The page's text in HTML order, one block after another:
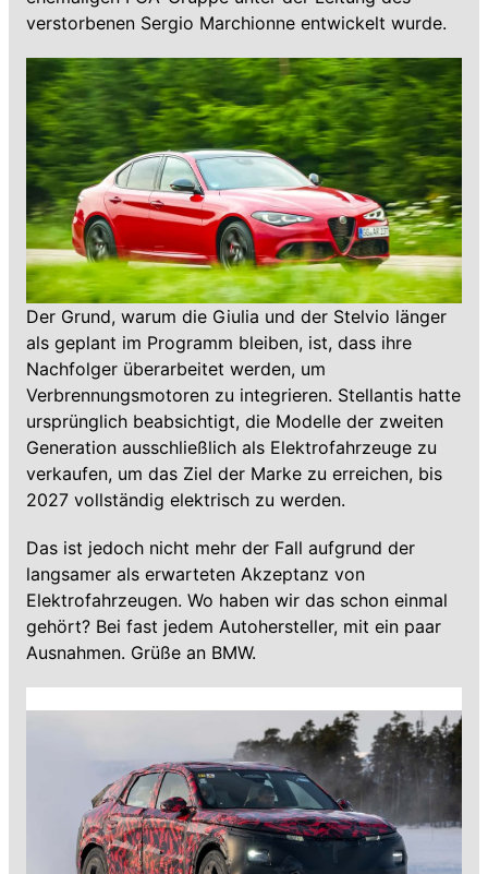
verstorbenen Sergio Marchionne entwickelt wurde.
Der Grund, warum die Giulia und der Stelvio länger
als geplant im Programm bleiben, ist, dass ihre
Nachfolger überarbeitet werden, um
Verbrennungsmotoren zu integrieren. Stellantis hatte
ursprünglich beabsichtigt, die Modelle der zweiten
Generation ausschließlich als Elektrofahrzeuge zu
verkaufen, um das Ziel der Marke zu erreichen, bis
2027 vollständig elektrisch zu werden.
Das ist jedoch nicht mehr der Fall aufgrund der
langsamer als erwarteten Akzeptanz von
Elektrofahrzeugen. Wo haben wir das schon einmal
gehört? Bei fast jedem Autohersteller, mit ein paar
Ausnahmen. Grüße an BMW.